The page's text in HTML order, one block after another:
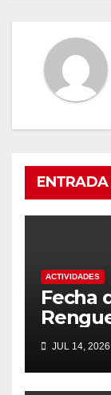
ACTIVIDADES
Fecha
2026
JUL 14, 2026